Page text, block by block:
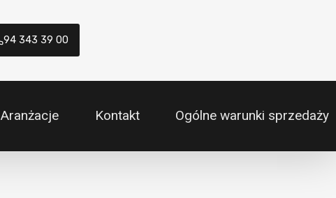
94 343 39 00
Aranżacje Kontakt Ogólne warunki sprzedaży